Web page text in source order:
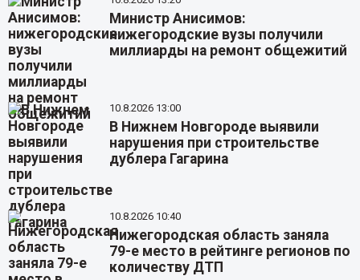
Министр Анисимов:
нижегородские вузы получили
миллиарды на ремонт общежитий
10.8.2026 13:00
В Нижнем Новгороде выявили
нарушения при строительстве
дублера Гагарина
10.8.2026 10:40
Нижегородская область заняла
79-е место в рейтинге регионов по
количеству ДТП